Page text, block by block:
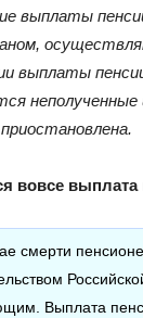
выплаты
выплаты
вовсе
смерти
Выплата